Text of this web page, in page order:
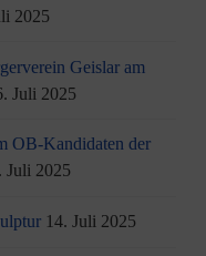
2025
Geislar am
Juli 2025
OB-Kandidaten der
Juli 2025
14. Juli 2025